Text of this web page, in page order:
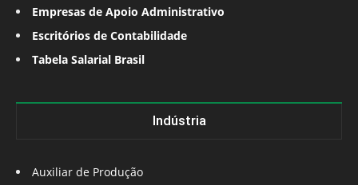
Empresas de Apoio Administrativo
Escritórios de Contabilidade
Tabela Salarial Brasil
Indústria
Auxiliar de Produção